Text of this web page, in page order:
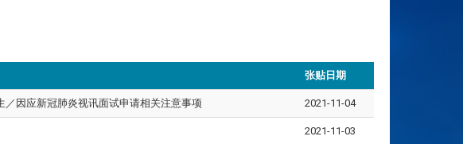
张贴日期
／因应新冠肺炎视讯面试申请相关注意事项 2021-11-04
2021-11-03